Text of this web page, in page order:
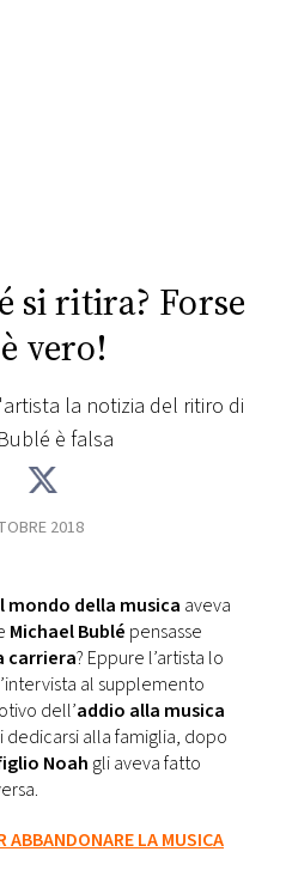
si ritira? Forse
vero!
la notizia del ritiro di
è falsa
2018
mondo della musica aveva
Michael Bublé pensasse
carriera? Eppure l’artista lo
al supplemento
dell’addio alla musica
dedicarsi alla famiglia, dopo
Noah gli aveva fatto
ABBANDONARE LA MUSICA